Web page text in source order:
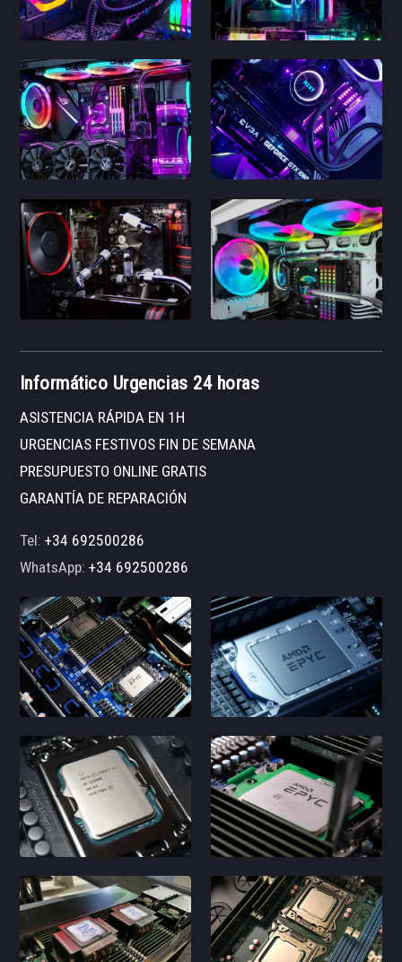
Informático Urgencias 24 horas
ASISTENCIA RÁPIDA EN 1H
URGENCIAS FESTIVOS FIN DE SEMANA
PRESUPUESTO ONLINE GRATIS
GARANTÍA DE REPARACIÓN
Tel:+34 692500286
WhatsApp:+34 692500286